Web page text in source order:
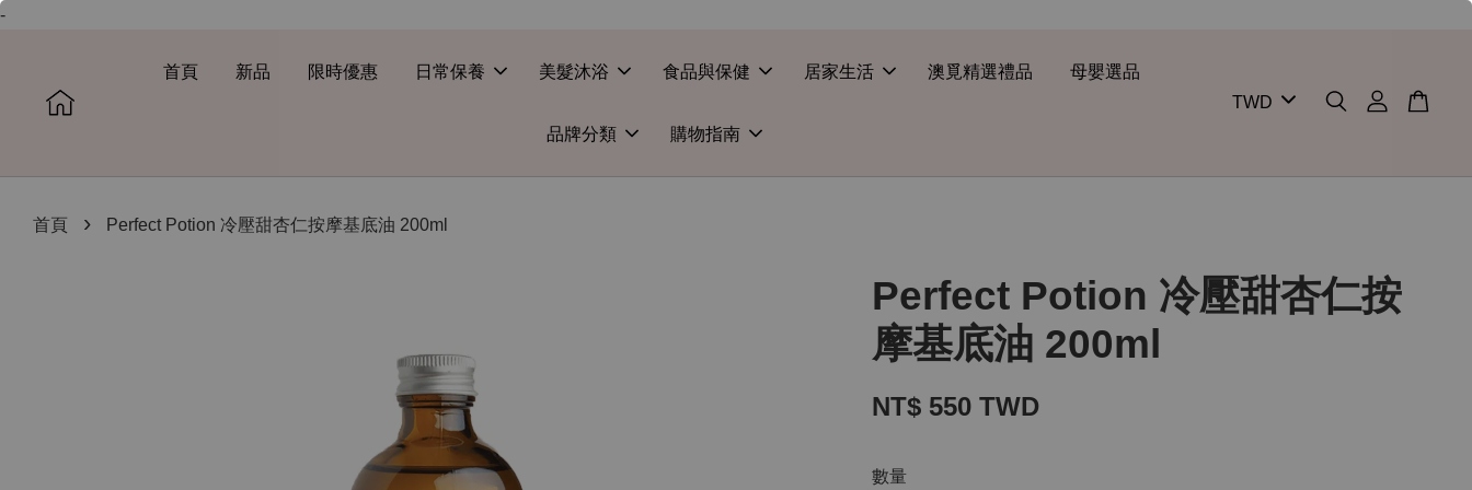
-
首頁 新品 限時優惠 日常保養 美髮沐浴 食品與保健 居家生活 澳覓精選禮品 母嬰選品
品牌分類 購物指南
首頁 › Perfect Potion 冷壓甜杏仁按摩基底油 200ml
Perfect Potion 冷壓甜杏仁按
摩基底油 200ml
NT$ 550 TWD
數量